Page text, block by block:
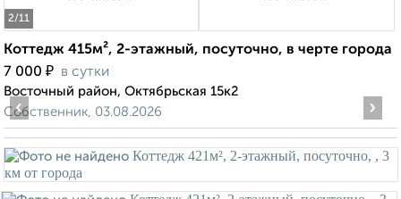
2/11
Коттедж 415м², 2-этажный, посуточно, в черте города
7 000 ₽ в сутки
Восточный район, Октябрьская 15к2
Собственник, 03.08.2026
‹ ›